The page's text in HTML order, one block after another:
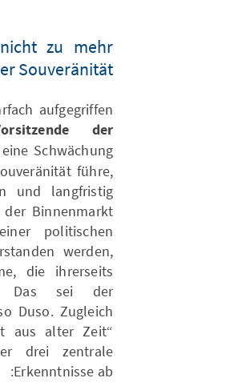
zu mehr
Souveränität
aufgegriffen
der
Schwächung
führe,
und langfristig
der Binnenmarkt
politischen
werden,
die ihrerseits
Das sei der
Duso. Zugleich
aus alter Zeit“
drei zentrale
Erkenntnisse ab: